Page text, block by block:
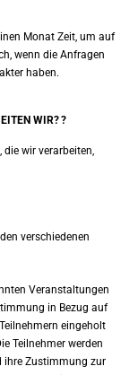
Monat Zeit, um auf
wenn die Anfragen
haben.
WIR??
wir verarbeiten,
verschiedenen
Veranstaltungen
in Bezug auf
eingeholt
Teilnehmer werden
ihre Zustimmung zur